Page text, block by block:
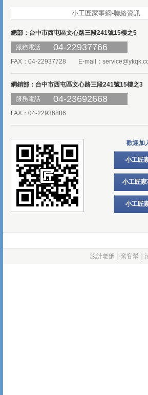
小工匠家事網-聯絡資訊
總部：台中市西屯區文心路三段241號15樓之5
服務電話
04-22937766
FAX：04-22937728 E-mail：
網銷部：台中市西屯區文心路三段241號15樓之3
服務電話
04-23692668
FAX：04-22936886
歡迎加
小工匠
小工匠
小工匠
設計老爹 窩客幫